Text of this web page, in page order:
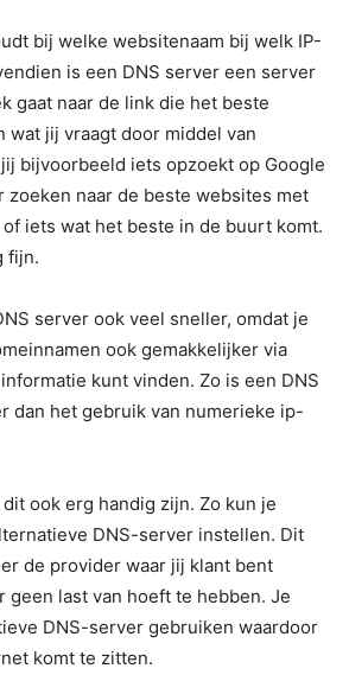
bij welke websitenaam bij welk IP-
is een DNS server een server
gaat naar de link die het beste
wat jij vraagt door middel van
bijvoorbeeld iets opzoekt op Google
zoeken naar de beste websites met
iets wat het beste in de buurt komt.
fijn.
server ook veel sneller, omdat je
ook gemakkelijker via
kunt vinden. Zo is een DNS
dan het gebruik van numerieke ip-
ook erg handig zijn. Zo kun je
DNS-server instellen. Dit
de provider waar jij klant bent
geen last van hoeft te hebben. Je
DNS-server gebruiken waardoor
komt te zitten.